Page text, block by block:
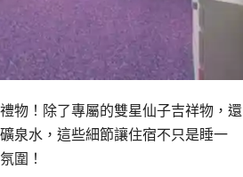
物！除了專屬的雙星仙子吉祥物，還
泉水，這些細節讓住宿不只是睡一
圍！